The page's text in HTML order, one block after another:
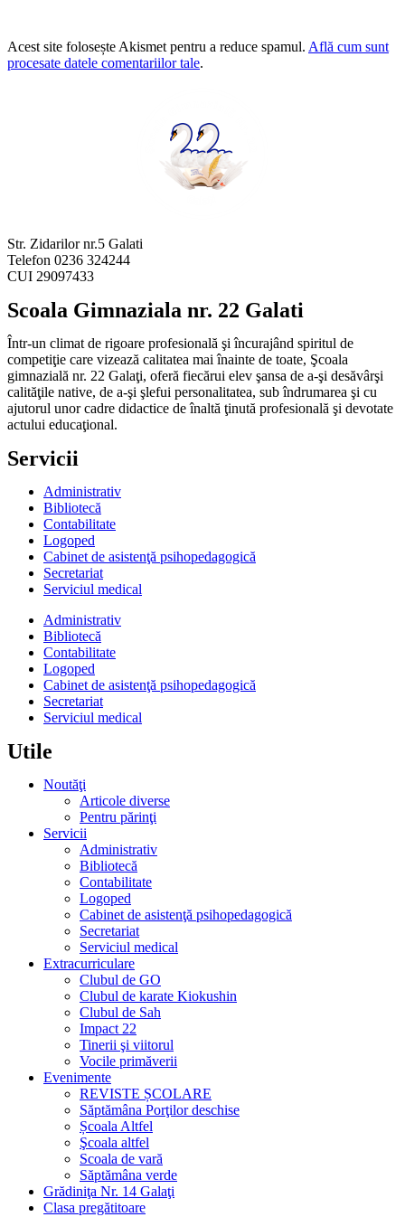
Acest site folosește Akismet pentru a reduce spamul. Află cum sunt
procesate datele comentariilor tale.
Str. Zidarilor nr.5 Galati
Telefon 0236 324244
CUI 29097433
Scoala Gimnaziala nr. 22 Galati
Într-un climat de rigoare profesională şi încurajând spiritul de
competiţie care vizează calitatea mai înainte de toate, Şcoala
gimnazială nr. 22 Galaţi, oferă fiecărui elev şansa de a-şi desăvârşi
calităţile native, de a-şi şlefui personalitatea, sub îndrumarea şi cu
ajutorul unor cadre didactice de înaltă ţinută profesională şi devotate
actului educaţional.
Servicii
Administrativ
Bibliotecă
Contabilitate
Logoped
Cabinet de asistenţă psihopedagogică
Secretariat
Serviciul medical
Administrativ
Bibliotecă
Contabilitate
Logoped
Cabinet de asistenţă psihopedagogică
Secretariat
Serviciul medical
Utile
Noutăţi
Articole diverse
Pentru părinţi
Servicii
Administrativ
Bibliotecă
Contabilitate
Logoped
Cabinet de asistenţă psihopedagogică
Secretariat
Serviciul medical
Extracurriculare
Clubul de GO
Clubul de karate Kiokushin
Clubul de Sah
Impact 22
Tinerii şi viitorul
Vocile primăverii
Evenimente
REVISTE ȘCOLARE
Săptămâna Porţilor deschise
Școala Altfel
Şcoala altfel
Scoala de vară
Săptămâna verde
Grădiniţa Nr. 14 Galaţi
Clasa pregătitoare